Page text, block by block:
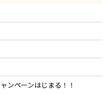
ンペーンはじまる！！